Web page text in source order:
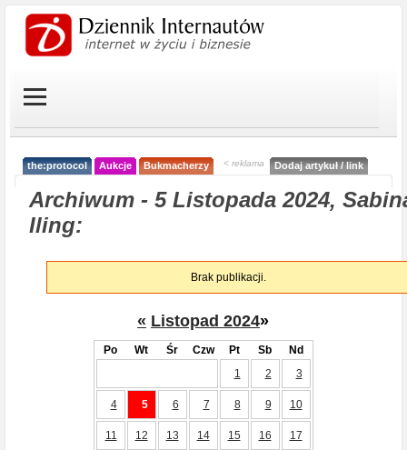
the:protocol Aukcje Bukmacherzy < reklama Dodaj artykuł / link
Archiwum - 5 Listopada 2024,
Iling:
Brak publikacji.
« Listopad 2024»
Po Wt Śr Czw Pt Sb
Nd
1
2 3
4 5 6 7 8 9 10
11 12 13 14 15 16 17